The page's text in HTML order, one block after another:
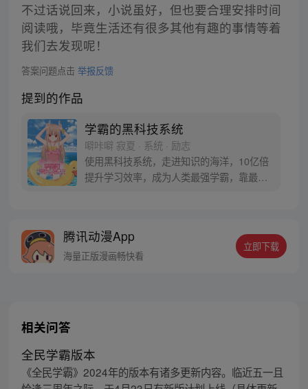
不过话说回来，小说虽好，但也要合理安排时间
阅读哦，毕竟生活还有很多其他有趣的事情等着
我们去发现呢！
答案问题点击 举报反馈
提到的作品
学霸的黑科技系统
噼咔噼 寂夏 · 系统 · 励志
使用黑科技系统，走进知识的海洋，10亿倍
提升学习效率，成为人类最强学霸，靠最强
腾讯动漫App
海量正版漫画畅快看
立即下载
相关问答
全民学霸版本
《全民学霸》2024年的版本有诸多更新内容。临近五一且